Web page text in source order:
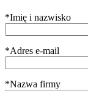
*Imię i nazwisko
*Adres e-mail
*Nazwa firmy